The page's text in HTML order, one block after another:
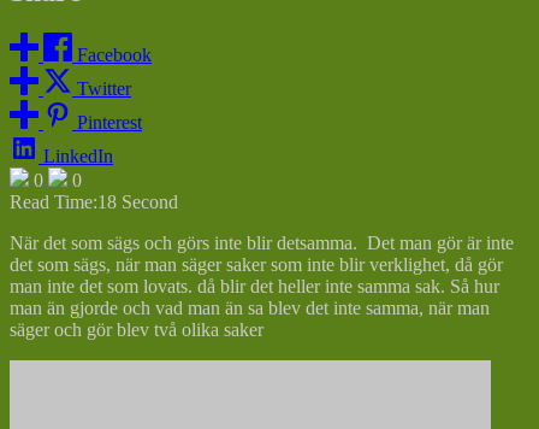
Facebook
Twitter
Pinterest
LinkedIn
0
0
Read Time:18 Second
När det som sägs och görs inte blir detsamma. Det man gör är inte
det som sägs, när man säger saker som inte blir verklighet, då gör
man inte det som lovats. då blir det heller inte samma sak. Så hur
man än gjorde och vad man än sa blev det inte samma, när man
säger och gör blev två olika saker